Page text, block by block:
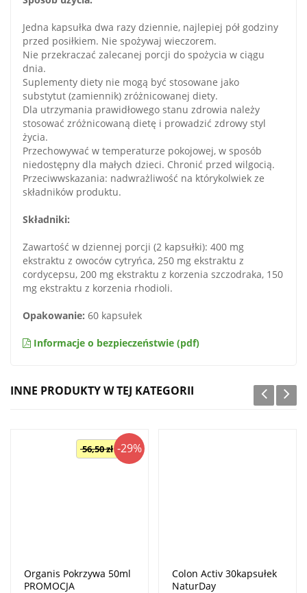
Jedna kapsułka dwa razy dziennie, najlepiej pół godziny
przed posiłkiem. Nie spożywaj wieczorem.
Nie przekraczać zalecanej porcji do spożycia w ciągu
dnia.
Suplementy diety nie mogą być stosowane jako
substytut (zamiennik) zróżnicowanej diety.
Dla utrzymania prawidłowego stanu zdrowia należy
stosować zróżnicowaną dietę i prowadzić zdrowy styl
życia.
Przechowywać w temperaturze pokojowej, w sposób
niedostępny dla małych dzieci. Chronić przed wilgocią.
Przeciwwskazania: nadwrażliwość na którykolwiek ze
składników produktu.
Składniki:
Zawartość w dziennej porcji (2 kapsułki): 400 mg
ekstraktu z owoców cytryńca, 250 mg ekstraktu z
cordycepsu, 200 mg ekstraktu z korzenia szczodraka, 150
mg ekstraktu z korzenia rhodioli.
Opakowanie: 60 kapsułek
Informacje o bezpieczeństwie (pdf)
INNE PRODUKTY W TEJ KATEGORII
-29%
Organis Pokrzywa 50ml
PROMOCJA
56,50 zł
Colon Activ 30kapsułek
NaturDay